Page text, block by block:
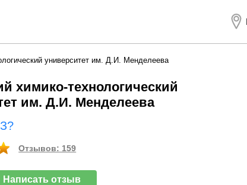
университет им. Д.И. Менделеева
химико-технологический
им. Д.И. Менделеева
Отзывов: 159
Написать отзыв